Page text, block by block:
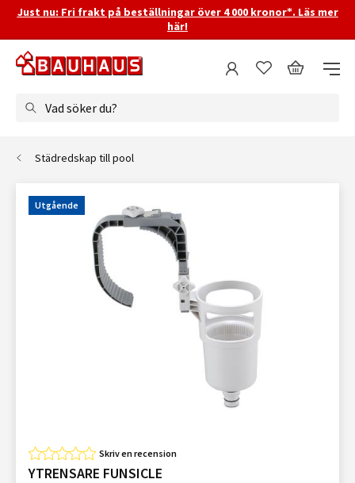
Just nu: Fri frakt på beställningar över 4 000 kronor*. Läs mer
här!
Vad söker du?
Städredskap till pool
Utgående
Skriv en recension
YTRENSARE FUNSICLE